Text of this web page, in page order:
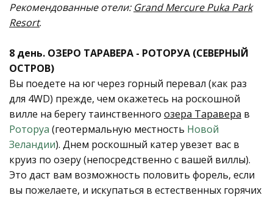
Рекомендованные отели: Grand Mercure Puka Park
Resort.
8 день. ОЗЕРО ТАРАВЕРА - РОТОРУА (СЕВЕРНЫЙ
ОСТРОВ)
Вы поедете на юг через горный перевал (как раз
для 4WD) прежде, чем окажетесь на роскошной
вилле на берегу таинственного озера Taраверa в
Роторуа (геотермальную местность Новой
Зеландии). Днем роскошный катер увезет вас в
круиз по озеру (непосредственно с вашей виллы).
Это даст вам возможность половить форель, если
вы пожелаете, и искупаться в естественных горячих